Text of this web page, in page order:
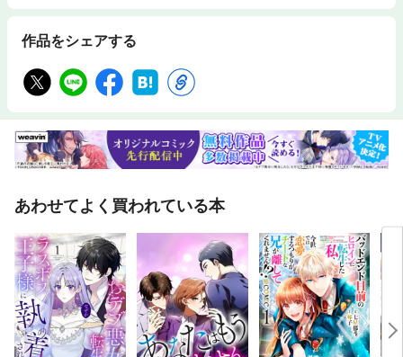
作品をシェアする
あわせてよく買われている本